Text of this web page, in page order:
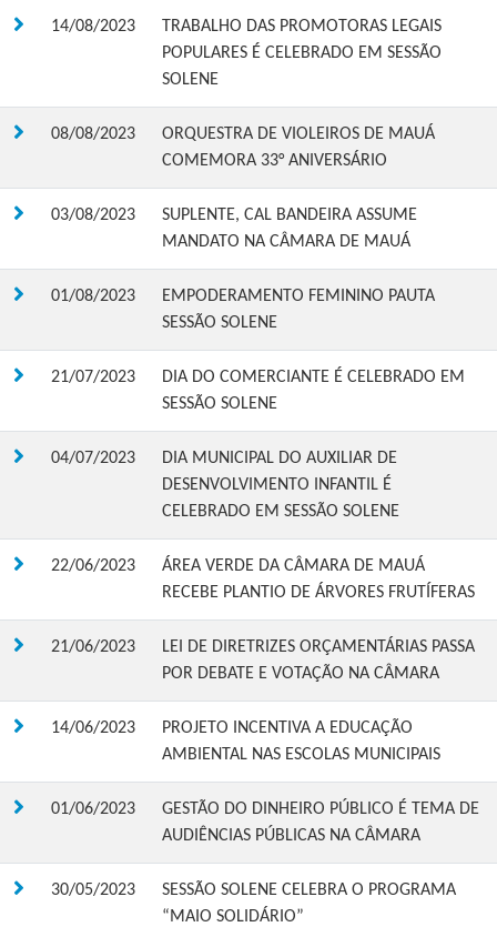
14/08/2023
TRABALHO DAS PROMOTORAS LEGAIS
POPULARES É CELEBRADO EM SESSÃO
SOLENE
08/08/2023
ORQUESTRA DE VIOLEIROS DE MAUÁ
COMEMORA 33° ANIVERSÁRIO
03/08/2023
SUPLENTE, CAL BANDEIRA ASSUME
MANDATO NA CÂMARA DE MAUÁ
01/08/2023
EMPODERAMENTO FEMININO PAUTA
SESSÃO SOLENE
21/07/2023
DIA DO COMERCIANTE É CELEBRADO EM
SESSÃO SOLENE
04/07/2023
DIA MUNICIPAL DO AUXILIAR DE
DESENVOLVIMENTO INFANTIL É
CELEBRADO EM SESSÃO SOLENE
22/06/2023
ÁREA VERDE DA CÂMARA DE MAUÁ
RECEBE PLANTIO DE ÁRVORES FRUTÍFERAS
21/06/2023
LEI DE DIRETRIZES ORÇAMENTÁRIAS PASSA
POR DEBATE E VOTAÇÃO NA CÂMARA
14/06/2023
PROJETO INCENTIVA A EDUCAÇÃO
AMBIENTAL NAS ESCOLAS MUNICIPAIS
01/06/2023
GESTÃO DO DINHEIRO PÚBLICO É TEMA DE
AUDIÊNCIAS PÚBLICAS NA CÂMARA
30/05/2023
SESSÃO SOLENE CELEBRA O PROGRAMA
“MAIO SOLIDÁRIO”